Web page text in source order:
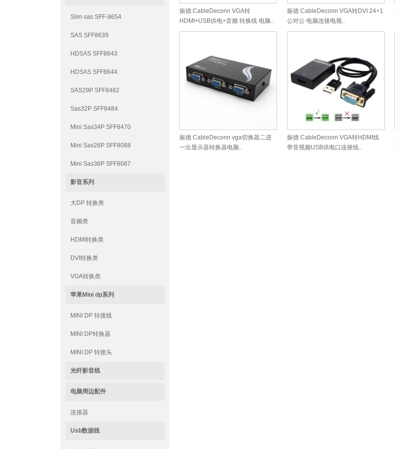
Slim sas SFF-8654
SAS SFF8639
HDSAS SFF8643
HDSAS SFF8644
SAS29P SFF8482
Sas32P SFF8484
Mini Sas34P SFF8470
Mini Sas26P SFF8088
Mini Sas36P SFF8087
影音系列
大DP 转换类
音频类
HDMI转换类
DVI转换类
VGA转换类
苹果Mini dp系列
MINI DP 转接线
MINI DP转换器
MINI DP 转接头
光纤影音线
电脑周边配件
连接器
Usb数据线
振德 CableDeconn VGA转
HDMI+USB供电+音频 转换线 电脑..
振德 CableDeconn VGA转DVI 24+1
公对公 电脑连接电视..
振德 CableDeconn vga切换器二进
一出显示器转换器电脑..
振德 CableDeconn VGA转HDMI线
带音视频USB供电口连接线..